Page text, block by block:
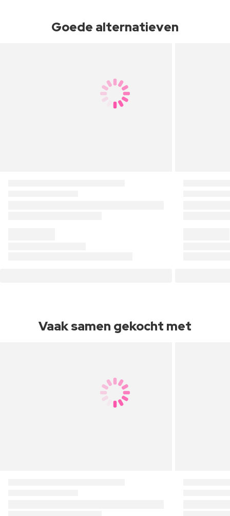
Goede alternatieven
Vaak samen gekocht met